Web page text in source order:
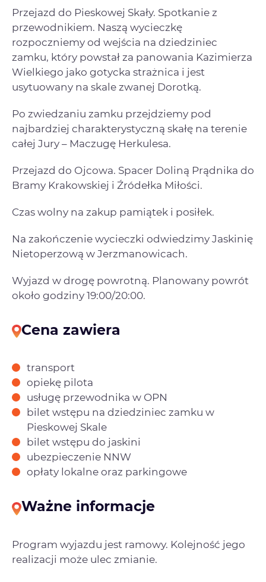
Przejazd do Pieskowej Skały. Spotkanie z
przewodnikiem. Naszą wycieczkę
rozpoczniemy od wejścia na dziedziniec
zamku, który powstał za panowania Kazimierza
Wielkiego jako gotycka strażnica i jest
usytuowany na skale zwanej Dorotką.
Po zwiedzaniu zamku przejdziemy pod
najbardziej charakterystyczną skałę na terenie
całej Jury – Maczugę Herkulesa.
Przejazd do Ojcowa. Spacer Doliną Prądnika do
Bramy Krakowskiej i Źródełka Miłości.
Czas wolny na zakup pamiątek i posiłek.
Na zakończenie wycieczki odwiedzimy Jaskinię
Nietoperzową w Jerzmanowicach.
Wyjazd w drogę powrotną. Planowany powrót
około godziny 19:00/20:00.
Cena zawiera
transport
opiekę pilota
usługę przewodnika w OPN
bilet wstępu na dziedziniec zamku w
Pieskowej Skale
bilet wstępu do jaskini
ubezpieczenie NNW
opłaty lokalne oraz parkingowe
Ważne informacje
Program wyjazdu jest ramowy. Kolejność jego
realizacji może ulec zmianie.